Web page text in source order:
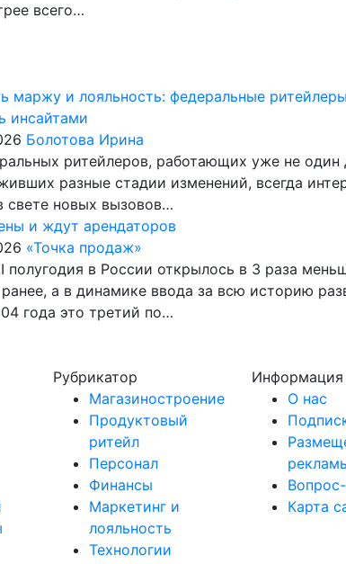
всего…
маржу и лояльность: федеральные ритейлеры
инсайтами
Болотова Ирина
ритейлеров, работающих уже не один
разные стадии изменений, всегда
свете новых вызовов…
и ждут арендаторов
«Точка продаж»
полугодия в России открылось в 3 раза
а в динамике ввода за всю историю
года это третий по…
Рубрикатор
Магазиностроение
Продуктовый
ритейл
Персонал
Финансы
Маркетинг и
лояльность
Технологии
Информация
О нас
Карта